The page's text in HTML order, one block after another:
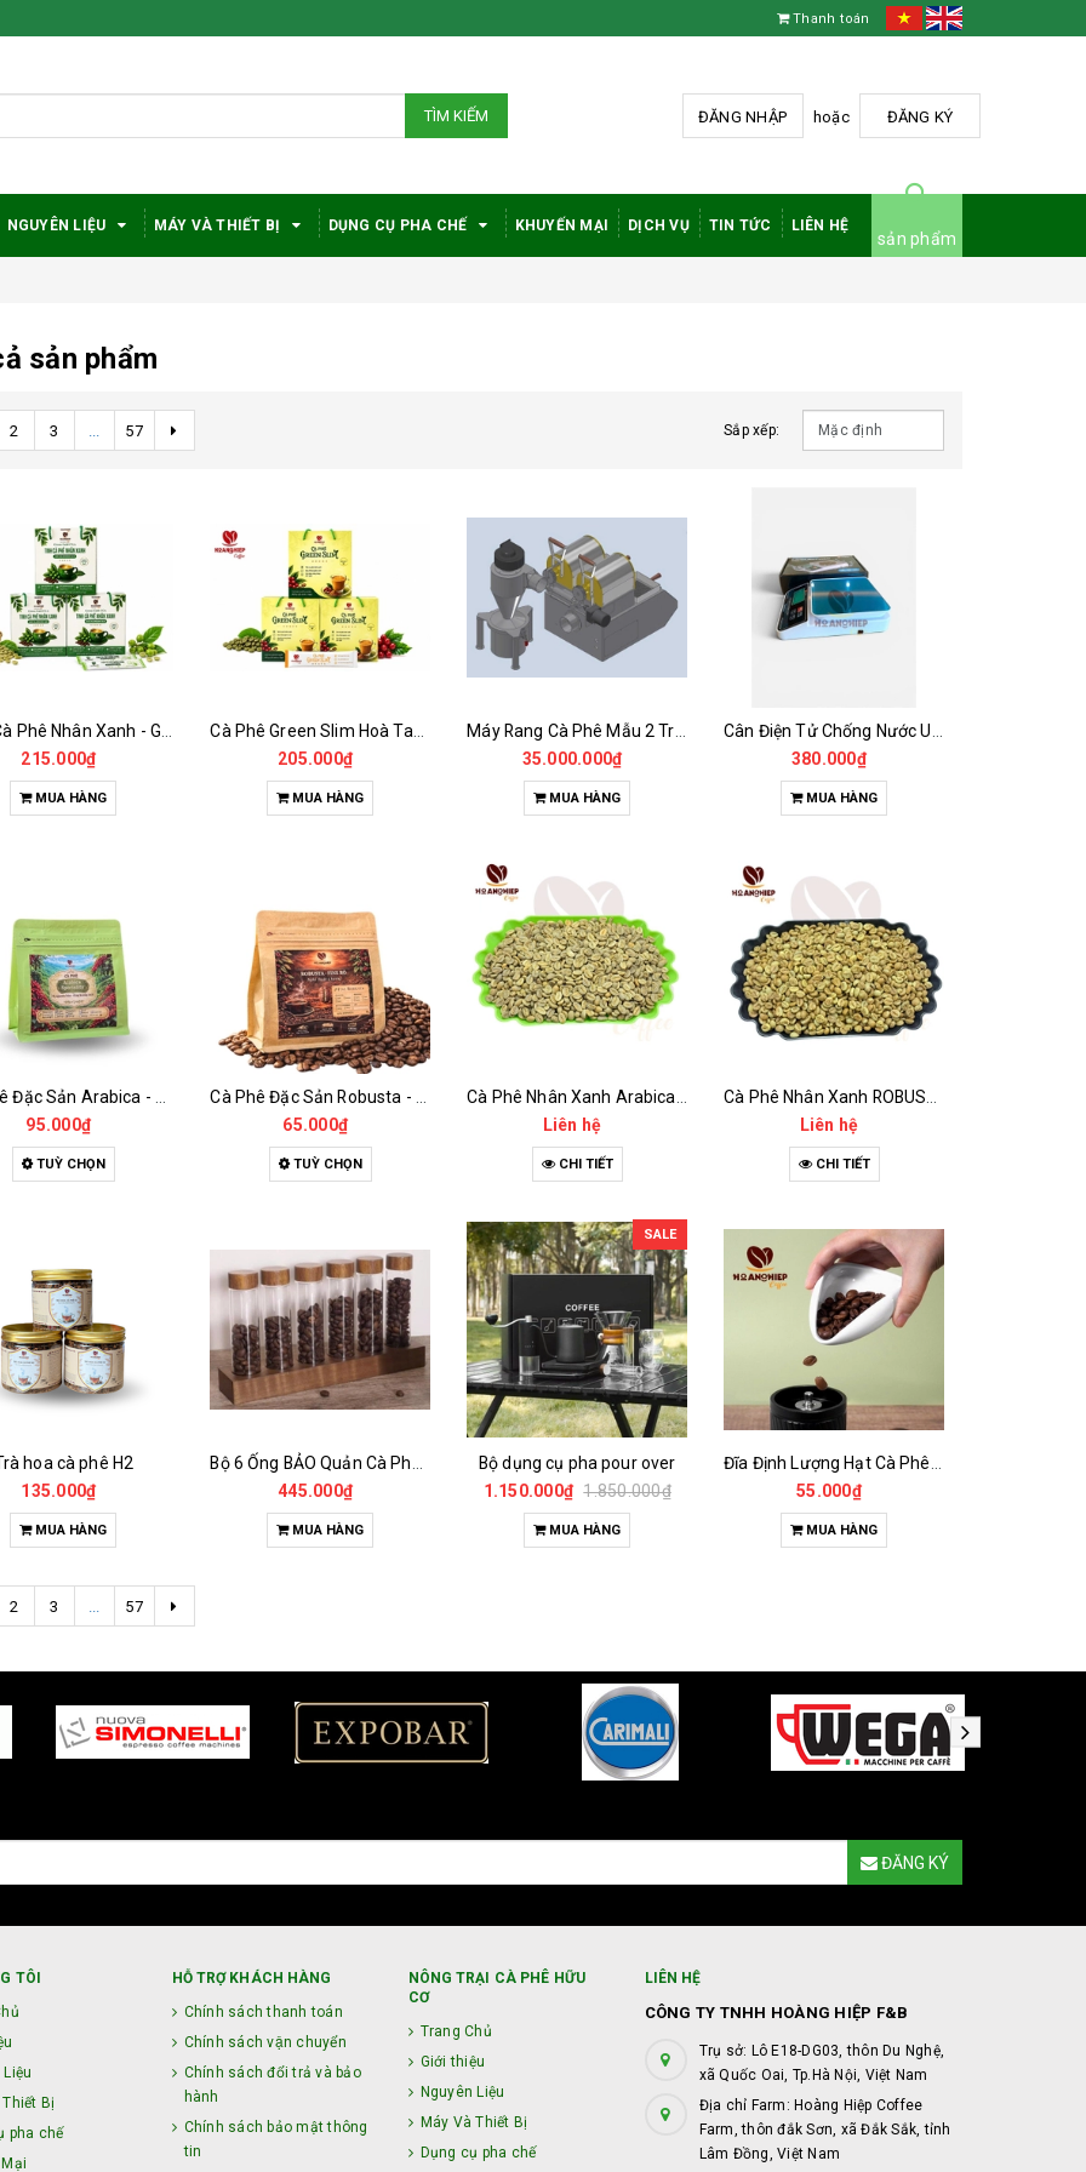
Thanh toán
TÌM KIẾM ĐĂNG NHẬP hoặc ĐĂNG KÝ
NGUYÊN LIỆU MÁY VÀ THIẾT BỊ DỤNG CỤ PHA CHẾ KHUYẾN MẠI DỊCH VỤ TIN TỨC LIÊN HỆ
sản phẩm
sản phẩm
2 3 ... 57 Sắp xếp:
215.000₫
MUA HÀNG
205.000₫
MUA HÀNG
35.000.000₫
MUA HÀNG
380.000₫
MUA HÀNG
95.000₫
TUỲ CHỌN
65.000₫
TUỲ CHỌN
Liên hệ
CHI TIẾT
Liên hệ
CHI TIẾT
hoa cà phê H2
135.000₫
MUA HÀNG
445.000₫
MUA HÀNG
SALE
Bộ dụng cụ pha pour over
1.150.000₫ 1.850.000₫
MUA HÀNG
55.000₫
MUA HÀNG
2 3 ... 57
ĐĂNG KÝ
TÔI
Bị
pha chế
HỖ TRỢ KHÁCH HÀNG
Chính sách thanh toán
Chính sách vận chuyển
Chính sách đổi trả và bảo
hành
Chính sách bảo mật thông
tin
NÔNG TRẠI CÀ PHÊ HỮU
CƠ
Trang Chủ
Giới thiệu
Nguyên Liệu
Máy Và Thiết Bị
Dụng cụ pha chế
LIÊN HỆ
CÔNG TY TNHH HOÀNG HIỆP F&B
Trụ sở: Lô E18-DG03, thôn Du Nghệ,
xã Quốc Oai, Tp.Hà Nội, Việt Nam
Địa chỉ Farm: Hoàng Hiệp Coffee
Farm, thôn đắk Sơn, xã Đắk Sắk, tỉnh
Lâm Đồng, Việt Nam